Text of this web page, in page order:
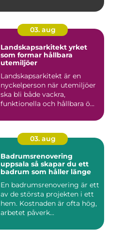
03. aug
Landskapsarkitekt yrket
som formar hållbara
utemiljöer
Landskapsarkitekt är en
nyckelperson när utemiljöer
ska bli både vackra,
funktionella och hållbara ö...
03. aug
Badrumsrenovering
uppsala så skapar du ett
badrum som håller länge
En badrumsrenovering är ett
av de största projekten i ett
hem. Kostnaden är ofta hög,
arbetet påverk...